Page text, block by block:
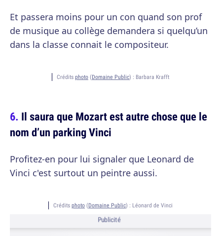
Et passera moins pour un con quand son prof
de musique au collège demandera si quelqu’un
dans la classe connait le compositeur.
Crédits photo (Domaine Public) : Barbara Krafft
Il saura que Mozart est autre chose que le
nom d’un parking Vinci
Profitez-en pour lui signaler que Leonard de
Vinci c'est surtout un peintre aussi.
Crédits photo (Domaine Public) : Léonard de Vinci
Publicité